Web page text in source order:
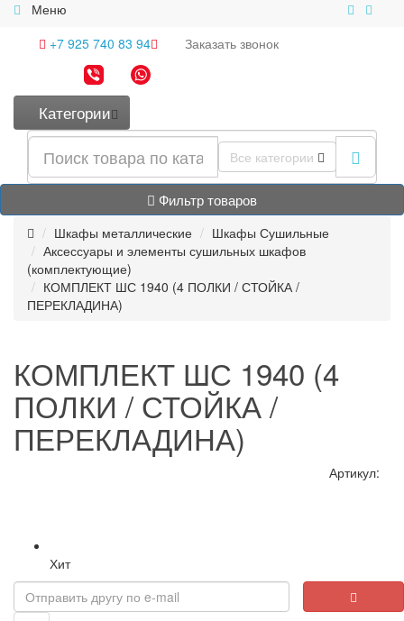
Меню
+7 925 740 83 94
Заказать звонок
Категории
Все категории
Фильтр товаров
Шкафы металлические
Шкафы Сушильные
Аксессуары и элементы сушильных шкафов
(комплектующие)
КОМПЛЕКТ ШС 1940 (4 ПОЛКИ / СТОЙКА /
ПЕРЕКЛАДИНА)
КОМПЛЕКТ ШС 1940 (4
ПОЛКИ / СТОЙКА /
ПЕРЕКЛАДИНА)
Артикул:
Loading...
Хит